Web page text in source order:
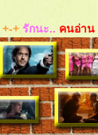
+-+ รักนะ.. คนอ่าน